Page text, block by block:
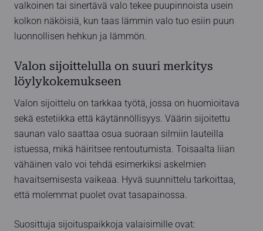
valkoinen tai sinertävä valo tekee puupinnoista usein
kolkon näköisiä, kun taas lämmin valo tuo esiin puun
luonnollisen hehkun ja lämmön.
Valon sijoittelulla on suuri merkitys
löylykokemukseen
Valon sijoittelu on tarkkaa työtä, jossa on huomioitava
sekä estetiikka että käytännöllisyys. Väärin sijoitettu
saunan valo saattaa osua suoraan silmiin lauteilla
istuessa, mikä häiritsee rentoutumista. Toisaalta liian
vähäinen valo voi tehdä esimerkiksi askelmien
havaitsemisesta vaikeaa. Hyvä suunnittelu tarkoittaa,
että molemmat puolet ovat tasapainossa.
Suosittuja sijoituspaikkoja valaisimille ovat: